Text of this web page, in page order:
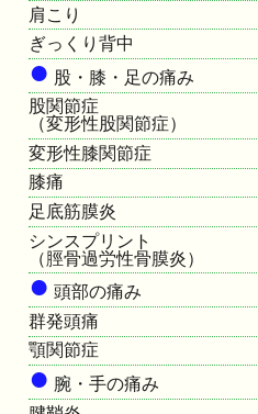
肩こり
ぎっくり背中
● 股・膝・足の痛み
股関節症
（変形性股関節症）
変形性膝関節症
膝痛
足底筋膜炎
シンスプリント
（脛骨過労性骨膜炎）
● 頭部の痛み
群発頭痛
顎関節症
● 腕・手の痛み